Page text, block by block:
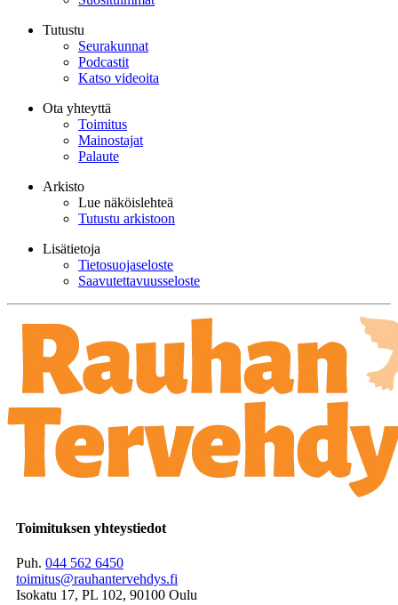
Tutustu
Seurakunnat
Podcastit
Katso videoita
Ota yhteyttä
Toimitus
Mainostajat
Palaute
Arkisto
Lue näköislehteä
Tutustu arkistoon
Lisätietoja
Tietosuojaseloste
Saavutettavuusseloste
Toimituksen yhteystiedot
Puh. 044 562 6450
toimitus@rauhantervehdys.fi
Isokatu 17, PL 102, 90100 Oulu